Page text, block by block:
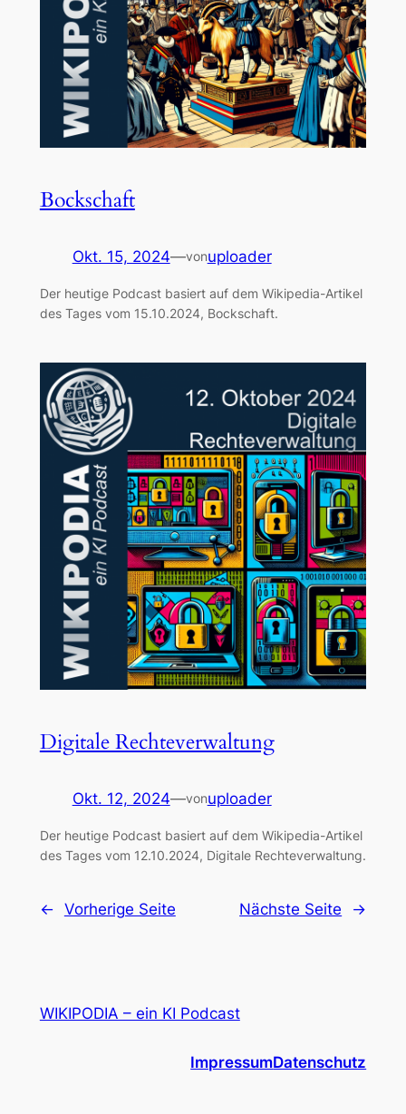
Bockschaft
Okt. 15, 2024—vonuploader
Der heutige Podcast basiert auf dem Wikipedia-Artikel
des Tages vom 15.10.2024, Bockschaft.
Digitale Rechteverwaltung
Okt. 12, 2024—vonuploader
Der heutige Podcast basiert auf dem Wikipedia-Artikel
des Tages vom 12.10.2024, Digitale Rechteverwaltung.
← Vorherige Seite Nächste Seite →
WIKIPODIA – ein KI Podcast
ImpressumDatenschutz